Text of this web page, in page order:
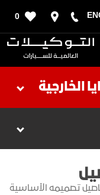
0
تصميمه الأساسية